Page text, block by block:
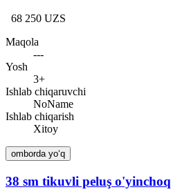
68 250 UZS
Maqola
---
Yosh
3+
Ishlab chiqaruvchi
NoName
Ishlab chiqarish
Xitoy
omborda yo‘q
38 sm tikuvli peluş o'yinchoq